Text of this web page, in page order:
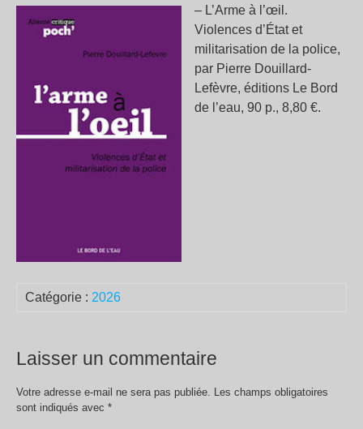
– L’Arme à l’œil.
Violences d’État et
militarisation de la police,
par Pierre Douillard-
Lefèvre, éditions Le Bord
de l’eau, 90 p., 8,80 €.
Catégorie : 2026
Laisser un commentaire
Votre adresse e-mail ne sera pas publiée. Les champs obligatoires
sont indiqués avec *